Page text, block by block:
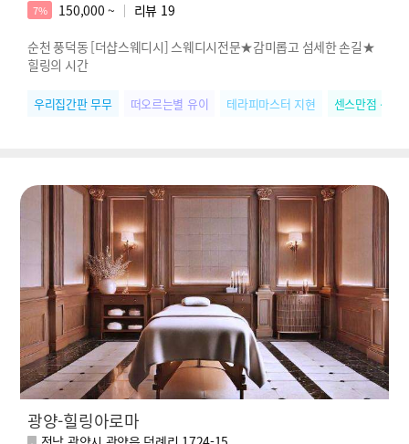
7% 150,000 ~ 리뷰 19
순천 풍덕동 [더샵스웨디시] 스웨디시전문★감미롭고 섬세한 손길★
힐링의 시간
우리집간판 무무 떠오르는별 유이 테라피마스터 지현 센스만점 신디
광양-힐링아로마